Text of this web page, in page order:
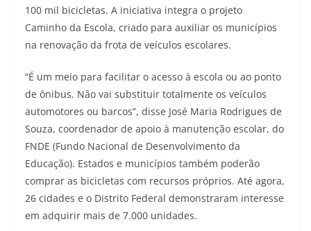
100 mil bicicletas. A iniciativa integra o projeto
Caminho da Escola, criado para auxiliar os municípios
na renovação da frota de veículos escolares.
“É um meio para facilitar o acesso à escola ou ao ponto
de ônibus. Não vai substituir totalmente os veículos
automotores ou barcos”, disse José Maria Rodrigues de
Souza, coordenador de apoio à manutenção escolar, do
FNDE (Fundo Nacional de Desenvolvimento da
Educação). Estados e municípios também poderão
comprar as bicicletas com recursos próprios. Até agora,
26 cidades e o Distrito Federal demonstraram interesse
em adquirir mais de 7.000 unidades.